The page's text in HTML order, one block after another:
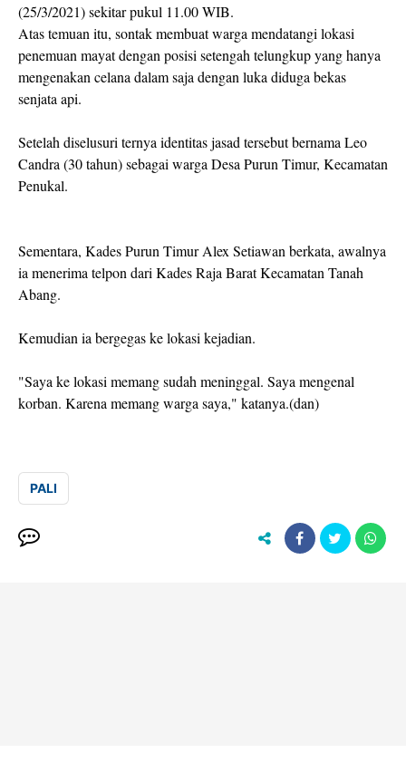
(25/3/2021) sekitar pukul 11.00 WIB.
Atas temuan itu, sontak membuat warga mendatangi lokasi
penemuan mayat dengan posisi setengah telungkup yang hanya
mengenakan celana dalam saja dengan luka diduga bekas
senjata api.
Setelah diselusuri ternya identitas jasad tersebut bernama Leo
Candra (30 tahun) sebagai warga Desa Purun Timur, Kecamatan
Penukal.
Sementara, Kades Purun Timur Alex Setiawan berkata, awalnya
ia menerima telpon dari Kades Raja Barat Kecamatan Tanah
Abang.
Kemudian ia bergegas ke lokasi kejadian.
"Saya ke lokasi memang sudah meninggal. Saya mengenal
korban. Karena memang warga saya," katanya.(dan)
PALI